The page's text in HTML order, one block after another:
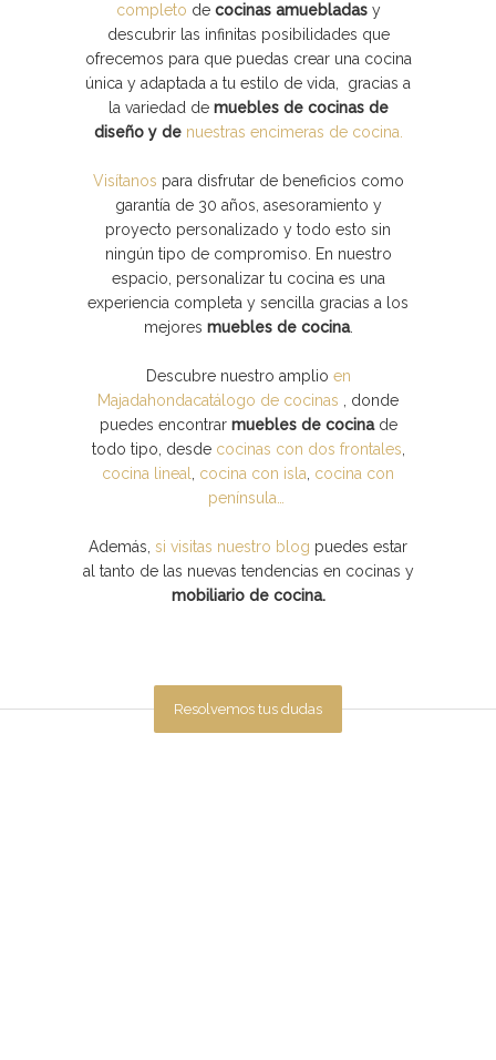
completo de cocinas amuebladasy
descubrir las infinitas posibilidades que
ofrecemos para que puedas crear una cocina
única y adaptada a tu estilo de vida, gracias a
la variedad de muebles de cocinas de
diseño y de nuestras encimeras de cocina.
Visítanos para disfrutar de beneficios como
garantía de 30 años, asesoramiento y
proyecto personalizado y todo esto sin
ningún tipo de compromiso. En nuestro
espacio, personalizar tu cocina es una
experiencia completa y sencilla gracias a los
mejores muebles de cocina.
Descubre nuestro amplio en
Majadahondacatálogo de cocinas , donde
puedes encontrar muebles de cocinade
todo tipo, desde cocinas con dos frontales,
cocina lineal, cocina con isla, cocina con
península…
Además, si visitas nuestro blog puedes estar
al tanto de las nuevas tendencias en cocinas y
mobiliario de cocina.
Resolvemos tus dudas